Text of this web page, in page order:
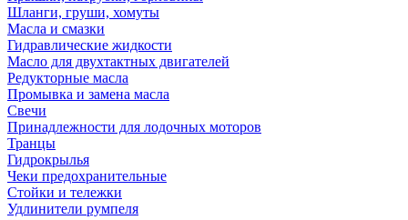
Шланги, груши, хомуты
Масла и смазки
Гидравлические жидкости
Масло для двухтактных двигателей
Редукторные масла
Промывка и замена масла
Свечи
Принадлежности для лодочных моторов
Транцы
Гидрокрылья
Чеки предохранительные
Стойки и тележки
Удлинители румпеля